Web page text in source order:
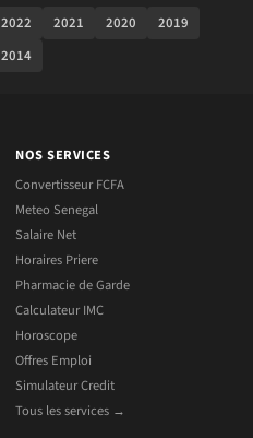
2022 2021 2020
2019
2014
NOS SERVICES
Convertisseur FCFA
Meteo Senegal
Salaire Net
Horaires Priere
Pharmacie de Garde
Calculateur IMC
Horoscope
Offres Emploi
Simulateur Credit
Tous les services →